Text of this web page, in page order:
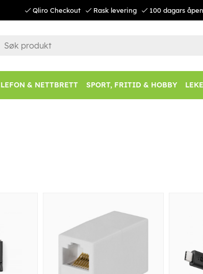
Qliro Checkout Rask levering 100 dagars
& NETTBRETT SPORT, FRITID & HOBBY